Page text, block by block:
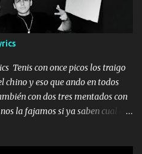
todas las generaciones yo
quiero pues así soy me mandó
paro el dedo soy hocicon un
importa no saben nada falsas
corriente no quieren ve...
Tenis con once picos los traigo
chino y eso que ando en todos
con dos tres mentados con
la fajamos si ya saben cual es